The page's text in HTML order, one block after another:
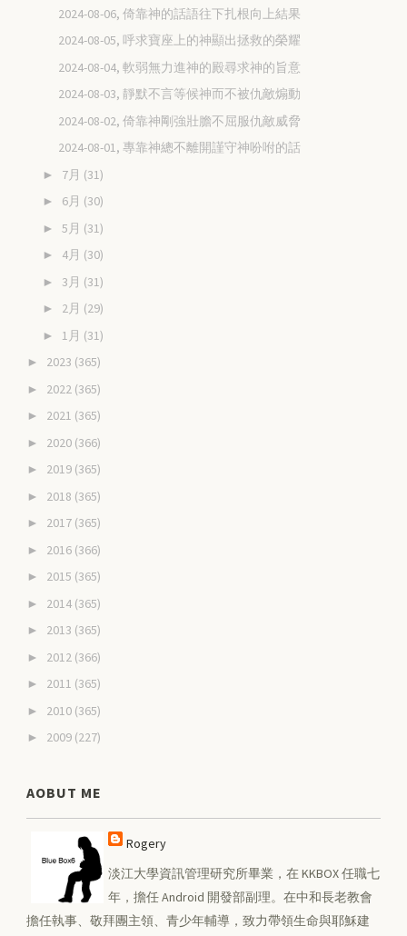
2024-08-06, 倚靠神的話語往下扎根向上結果
2024-08-05, 呼求寶座上的神顯出拯救的榮耀
2024-08-04, 軟弱無力進神的殿尋求神的旨意
2024-08-03, 靜默不言等候神而不被仇敵煽動
2024-08-02, 倚靠神剛強壯膽不屈服仇敵威脅
2024-08-01, 專靠神總不離開謹守神吩咐的話
► 7月 (31)
► 6月 (30)
► 5月 (31)
► 4月 (30)
► 3月 (31)
► 2月 (29)
► 1月 (31)
► 2023 (365)
► 2022 (365)
► 2021 (365)
► 2020 (366)
► 2019 (365)
► 2018 (365)
► 2017 (365)
► 2016 (366)
► 2015 (365)
► 2014 (365)
► 2013 (365)
► 2012 (366)
► 2011 (365)
► 2010 (365)
► 2009 (227)
AOBUT ME
Rogery
淡江大學資訊管理研究所畢業，在 KKBOX 任職七
年，擔任 Android 開發部副理。在中和長老教會
擔任執事、敬拜團主領、青少年輔導，致力帶領生命與耶穌建